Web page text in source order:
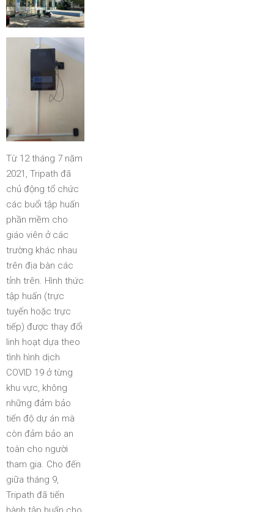
Từ 12 tháng 7 năm
2021, Tripath đã
chủ động tổ chức
các buổi tập huấn
phần mềm cho
giáo viên ở các
trường khác nhau
trên địa bàn các
tỉnh trên. Hình thức
tập huấn (trực
tuyến hoặc trực
tiếp) được thay đổi
linh hoạt dựa theo
tình hình dịch
COVID 19 ở từng
khu vực, không
những đảm bảo
tiến độ dự án mà
còn đảm bảo an
toàn cho người
tham gia. Cho đến
giữa tháng 9,
Tripath đã tiến